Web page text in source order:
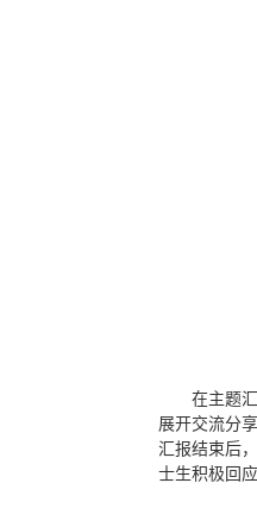
在主题
展开交流分
汇报结束后
士生积极回